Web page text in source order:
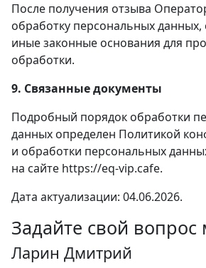
После получения отзыва
обработку персональных данных,
иные законные основания для
обработки.
9. Связанные документы
Подробный порядок обработки
данных определен Политикой
и обработки персональных
на сайте https://eq-vip.cafe.
Дата актуализации: 04.06.2026.
Задайте свой вопрос
Ларин Дмитрий